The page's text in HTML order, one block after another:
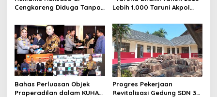
Cengkareng Diduga Tanpa
Dokumen Diragukan,
Identitas Petugas Tak
Dikenali
Lebih 1.000 Taruni Akpol
Karakter Siswa Sekolah
Rakyat
Bahas Perluasan Objek
Praperadilan dalam KUHAP
Progres Pekerjaan
Revitalisasi Gedung SDN 3